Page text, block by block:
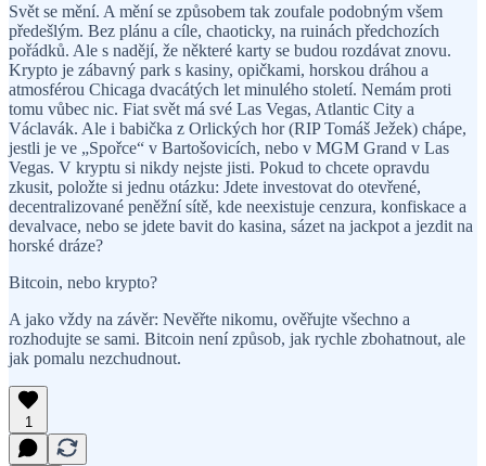
Svět se mění. A mění se způsobem tak zoufale podobným všem
předešlým. Bez plánu a cíle, chaoticky, na ruinách předchozích
pořádků. Ale s nadějí, že některé karty se budou rozdávat znovu.
Krypto je zábavný park s kasiny, opičkami, horskou dráhou a
atmosférou Chicaga dvacátých let minulého století. Nemám proti
tomu vůbec nic. Fiat svět má své Las Vegas, Atlantic City a
Václavák. Ale i babička z Orlických hor (RIP Tomáš Ježek) chápe,
jestli je ve „Spořce“ v Bartošovicích, nebo v MGM Grand v Las
Vegas. V kryptu si nikdy nejste jisti. Pokud to chcete opravdu
zkusit, položte si jednu otázku: Jdete investovat do otevřené,
decentralizované peněžní sítě, kde neexistuje cenzura, konfiskace a
devalvace, nebo se jdete bavit do kasina, sázet na jackpot a jezdit na
horské dráze?
Bitcoin, nebo krypto?
A jako vždy na závěr: Nevěřte nikomu, ověřujte všechno a
rozhodujte se sami. Bitcoin není způsob, jak rychle zbohatnout, ale
jak pomalu nezchudnout.
1